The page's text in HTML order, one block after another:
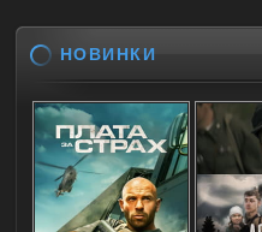
НОВИНКИ